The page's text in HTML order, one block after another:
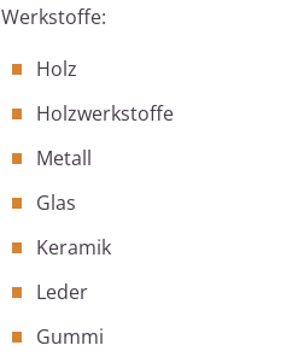
Werkstoffe:
Holz
Holzwerkstoffe
Metall
Glas
Keramik
Leder
Gummi